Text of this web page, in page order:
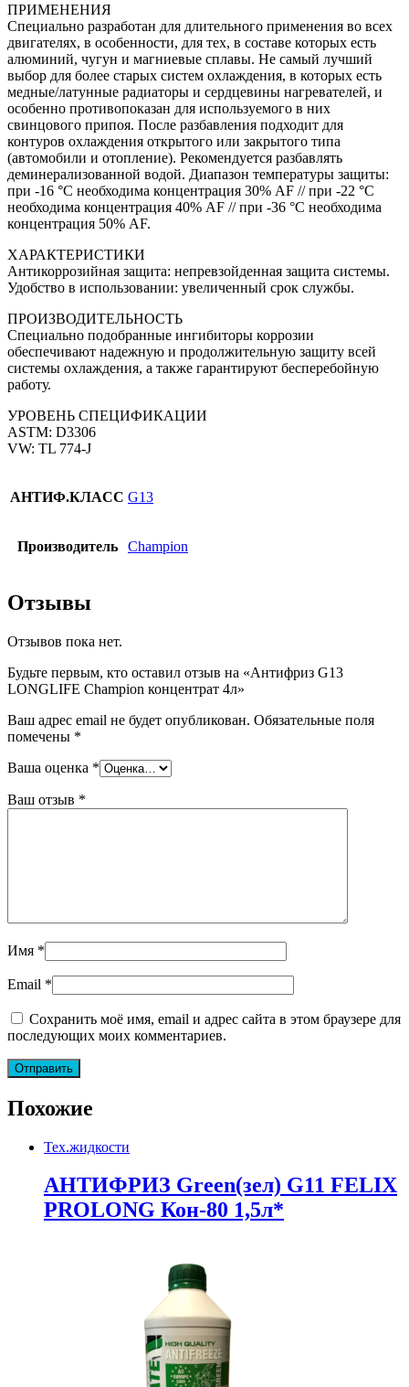
ПРИМЕНЕНИЯ
Специально разработан для длительного применения во всех
двигателях, в особенности, для тех, в составе которых есть
алюминий, чугун и магниевые сплавы. Не самый лучший
выбор для более старых систем охлаждения, в которых есть
медные/латунные радиаторы и сердцевины нагревателей, и
особенно противопоказан для используемого в них
свинцового припоя. После разбавления подходит для
контуров охлаждения открытого или закрытого типа
(автомобили и отопление). Рекомендуется разбавлять
деминерализованной водой. Диапазон температуры защиты:
при -16 °C необходима концентрация 30% AF // при -22 °C
необходима концентрация 40% AF // при -36 °C необходима
концентрация 50% AF.
ХАРАКТЕРИСТИКИ
Антикоррозийная защита: непревзойденная защита системы.
Удобство в использовании: увеличенный срок службы.
ПРОИЗВОДИТЕЛЬНОСТЬ
Специально подобранные ингибиторы коррозии
обеспечивают надежную и продолжительную защиту всей
системы охлаждения, а также гарантируют бесперебойную
работу.
УРОВЕНЬ СПЕЦИФИКАЦИИ
ASTM: D3306
VW: TL 774-J
АНТИФ.КЛАCC G13
Производитель Champion
Отзывы
Отзывов пока нет.
Будьте первым, кто оставил отзыв на «Антифриз G13
LONGLIFE Champion концентрат 4л»
Ваш адрес email не будет опубликован. Обязательные поля
помечены *
Ваша оценка *
Ваш отзыв *
Имя *
Email *
Сохранить моё имя, email и адрес сайта в этом браузере для
последующих моих комментариев.
Похожие
Тех.жидкости
АНТИФРИЗ Green(зел) G11 FELIX
PROLONG Кон-80 1,5л*